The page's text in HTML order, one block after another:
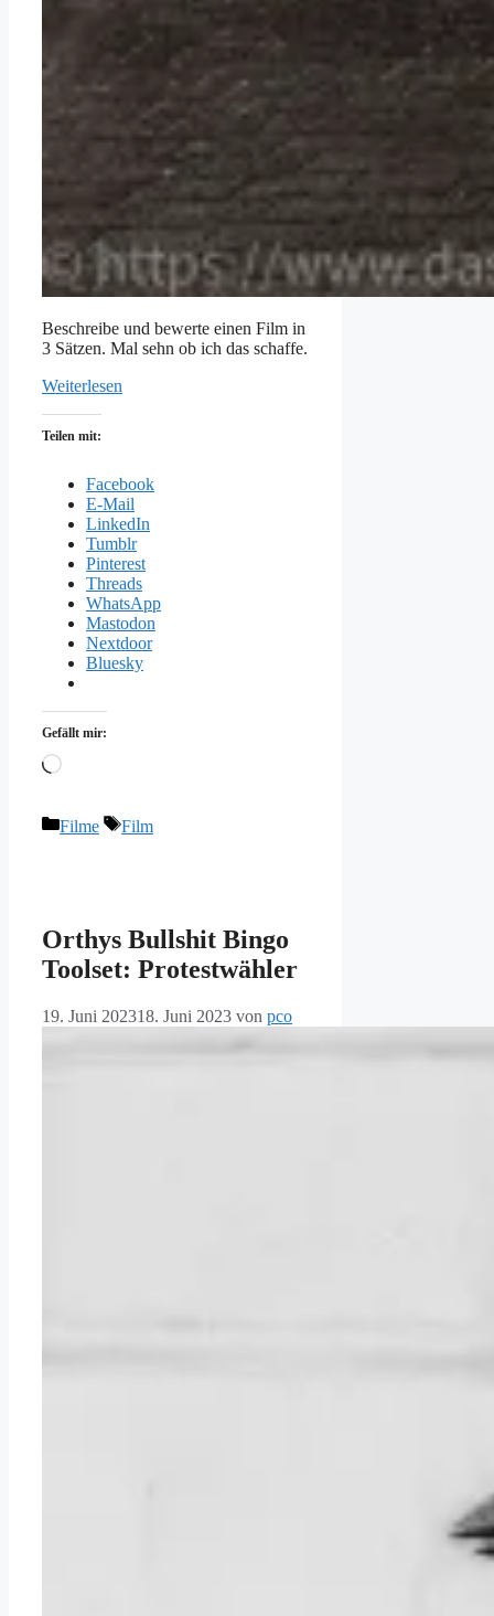
Beschreibe und bewerte einen Film in
3 Sätzen. Mal sehn ob ich das schaffe.
Weiterlesen
Teilen mit:
Facebook
E-Mail
LinkedIn
Tumblr
Pinterest
Threads
WhatsApp
Mastodon
Nextdoor
Bluesky
Gefällt mir:
Wird
Kategorien
Filme Schlagwörter
Film
Orthys Bullshit Bingo
Toolset: Protestwähler
19. Juni 202318. Juni 2023 von pco